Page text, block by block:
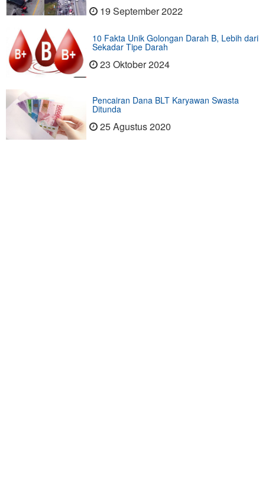
19 September 2022
10 Fakta Unik Golongan Darah B, Lebih dari
Sekadar Tipe Darah
23 Oktober 2024
Pencairan Dana BLT Karyawan Swasta
Ditunda
25 Agustus 2020